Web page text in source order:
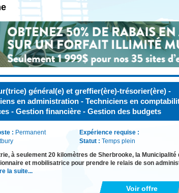
général(e) et greffier(ère)-trésorier(ère) -
en administration - Techniciens en
- Gestion financière - Gestion des budgets
: Permanent
Expérience requise :
Statut : Temps plein
à seulement 20 kilomètres de Sherbrooke, la
et mobilisatrice pour prendre le relais de son
la suite...
Voir offre